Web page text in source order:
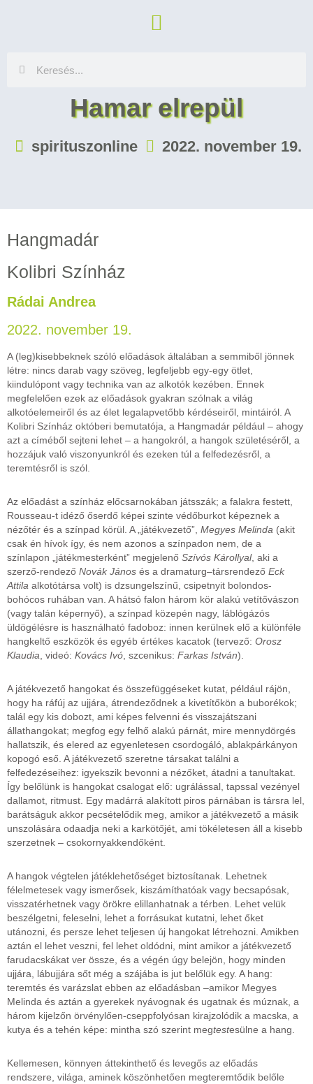
Hamar elrepül
spirituszonline 2022. november 19.
Hangmadár
Kolibri Színház
Rádai Andrea
2022. november 19.
A (leg)kisebbeknek szóló előadások általában a semmiből jönnek
létre: nincs darab vagy szöveg, legfeljebb egy-egy ötlet,
kiindulópont vagy technika van az alkotók kezében. Ennek
megfelelően ezek az előadások gyakran szólnak a világ
alkotóelemeiről és az élet legalapvetőbb kérdéseiről, mintáiról. A
Kolibri Színház októberi bemutatója, a Hangmadár például – ahogy
azt a címéből sejteni lehet – a hangokról, a hangok születéséről, a
hozzájuk való viszonyunkról és ezeken túl a felfedezésről, a
teremtésről is szól.
Az előadást a színház előcsarnokában játsszák; a falakra festett,
Rousseau-t idéző őserdő képei szinte védőburkot képeznek a
nézőtér és a színpad körül. A „játékvezető”, Megyes Melinda (akit
csak én hívok így, és nem azonos a színpadon nem, de a
színlapon „játékmesterként” megjelenő Szívós Károllyal, aki a
szerző-rendező Novák János és a dramaturg–társrendező Eck
Attila alkotótársa volt) is dzsungelszínű, csipetnyit bolondos-
bohócos ruhában van. A hátsó falon három kör alakú vetítővászon
(vagy talán képernyő), a színpad közepén nagy, láblógázós
üldögélésre is használható fadoboz: innen kerülnek elő a különféle
hangkeltő eszközök és egyéb értékes kacatok (tervező: Orosz
Klaudia , videó: Kovács Ivó , szcenikus: Farkas István).
A játékvezető hangokat és összefüggéseket kutat, például rájön,
hogy ha ráfúj az ujjára, átrendeződnek a kivetítőkön a buborékok;
talál egy kis dobozt, ami képes felvenni és visszajátszani
állathangokat; megfog egy felhő alakú párnát, mire mennydörgés
hallatszik, és elered az egyenletesen csordogáló, ablakpárkányon
kopogó eső. A játékvezető szeretne társakat találni a
felfedezéseihez: igyekszik bevonni a nézőket, átadni a tanultakat.
Így belőlünk is hangokat csalogat elő: ugrálással, tapssal vezényel
dallamot, ritmust. Egy madárrá alakított piros párnában is társra lel,
barátságuk akkor pecsételődik meg, amikor a játékvezető a másik
unszolására odaadja neki a karkötőjét, ami tökéletesen áll a kisebb
szerzetnek – csokornyakkendőként.
A hangok végtelen játéklehetőséget biztosítanak. Lehetnek
félelmetesek vagy ismerősek, kiszámíthatóak vagy becsapósak,
visszatérhetnek vagy örökre elillanhatnak a térben. Lehet velük
beszélgetni, feleselni, lehet a forrásukat kutatni, lehet őket
utánozni, és persze lehet teljesen új hangokat létrehozni. Amikben
aztán el lehet veszni, fel lehet oldódni, mint amikor a játékvezető
farudacskákat ver össze, és a végén úgy belejön, hogy minden
ujjára, lábujjára sőt még a szájába is jut belőlük egy. A hang:
teremtés és varázslat ebben az előadásban –amikor Megyes
Melinda és aztán a gyerekek nyávognak és ugatnak és múznak, a
három kijelzőn örvénylően-cseppfolyósan kirajzolódik a macska, a
kutya és a tehén képe: mintha szó szerint megtestesülne a hang.
Kellemesen, könnyen áttekinthető és levegős az előadás
rendszere, világa, aminek köszönhetően megteremtődik belőle